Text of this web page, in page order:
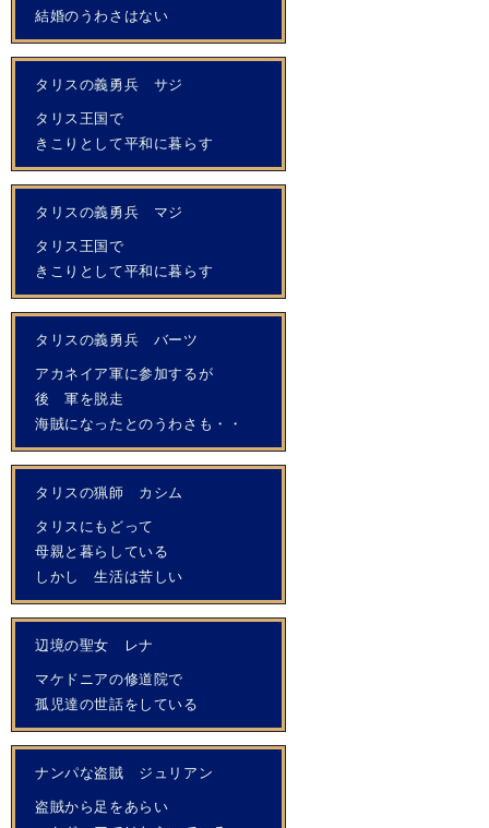
結婚のうわさはない
タリスの義勇兵 サジ
タリス王国で
きこりとして平和に暮らす
タリスの義勇兵 マジ
タリス王国で
きこりとして平和に暮らす
タリスの義勇兵 バーツ
アカネイア軍に参加するが
後 軍を脱走
海賊になったとのうわさも・・
タリスの猟師 カシム
タリスにもどって
母親と暮らしている
しかし 生活は苦しい
辺境の聖女 レナ
マケドニアの修道院で
孤児達の世話をしている
ナンパな盗賊 ジュリアン
盗賊から足をあらい